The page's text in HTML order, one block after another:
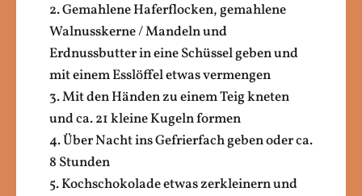
2. Gemahlene Haferflocken, gemahlene
Walnusskerne / Mandeln und
Erdnussbutter in eine Schüssel geben und
mit einem Esslöffel etwas vermengen
3. Mit den Händen zu einem Teig kneten
und ca. 21 kleine Kugeln formen
4. Über Nacht ins Gefrierfach geben oder ca.
8 Stunden
5. Kochschokolade etwas zerkleinern und